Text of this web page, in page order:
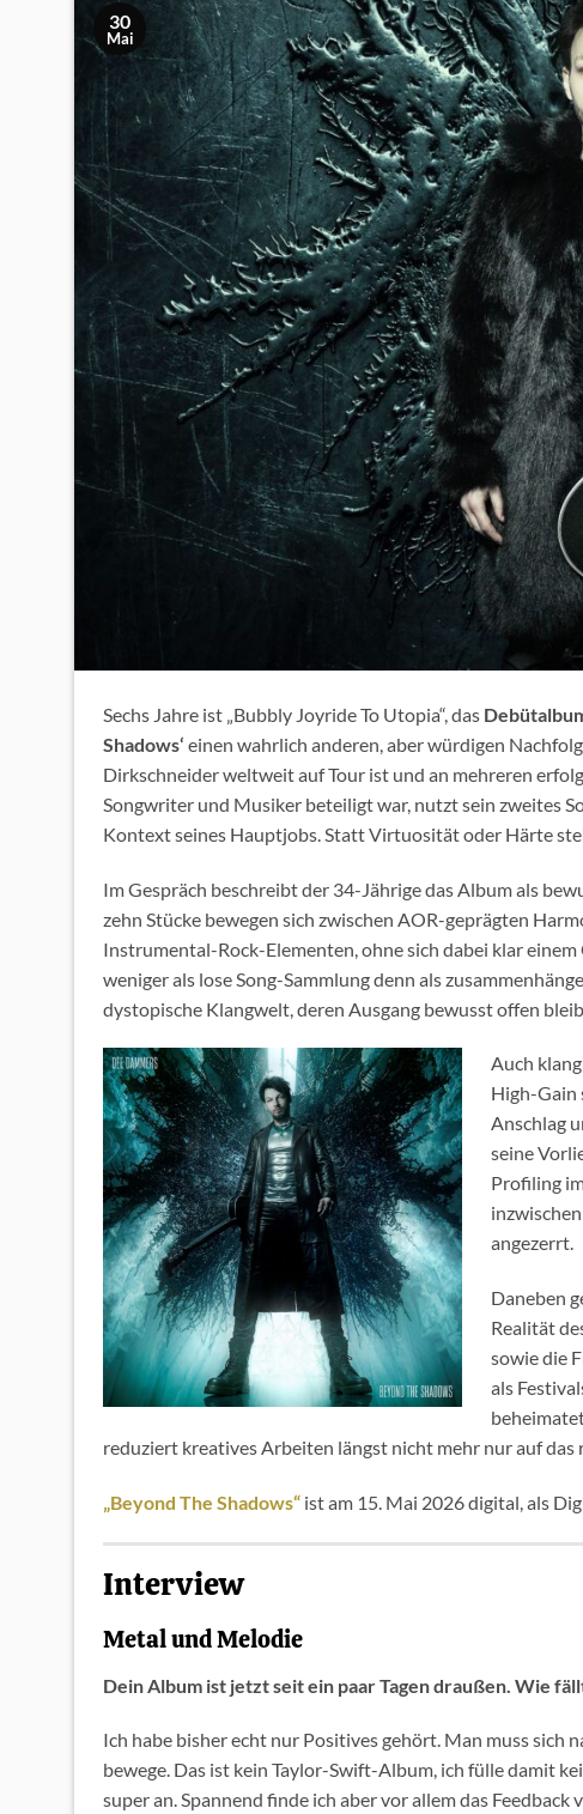
30
Mai
Sechs Jahre ist „Bubbly Joyride To Utopia“, das
Shadows‘ einen wahrlich anderen, aber würdigen
Dirkschneider weltweit auf Tour ist und an mehreren
Songwriter und Musiker beteiligt war, nutzt sein zweites
Kontext seines Hauptjobs. Statt Virtuosität oder Härte
Im Gespräch beschreibt der 34-Jährige das Album als
zehn Stücke bewegen sich zwischen AOR-geprägten
Instrumental-Rock-Elementen, ohne sich dabei klar
weniger als lose Song-Sammlung denn als
dystopische Klangwelt, deren Ausgang bewusst offen
Auch
High-Gain
Anschlag
seine
Profiling
angezerrt.
Daneben
Realität
sowie die
als
reduziert kreatives Arbeiten längst nicht mehr nur auf das
„Beyond The Shadows“ ist am 15. Mai 2026 digital, als
Interview
Metal und Melodie
Dein Album ist jetzt seit ein paar Tagen draußen. Wie
Ich habe bisher echt nur Positives gehört. Man muss sich
bewege. Das ist kein Taylor-Swift-Album, ich fülle damit
super an. Spannend finde ich aber vor allem das